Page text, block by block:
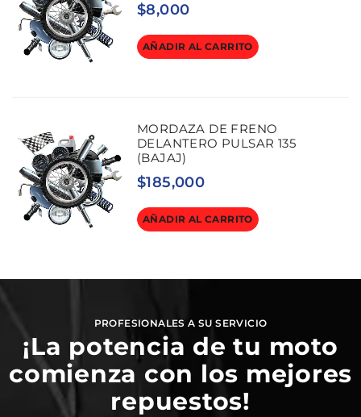
$8,000
AÑADIR AL CARRITO
MORDAZA DE FRENO
DELANTERO PULSAR 135
(BAJAJ)
$185,000
AÑADIR AL CARRITO
PROFESIONALES A SU SERVICIO
¡La potencia de tu moto
comienza con los mejores
repuestos!